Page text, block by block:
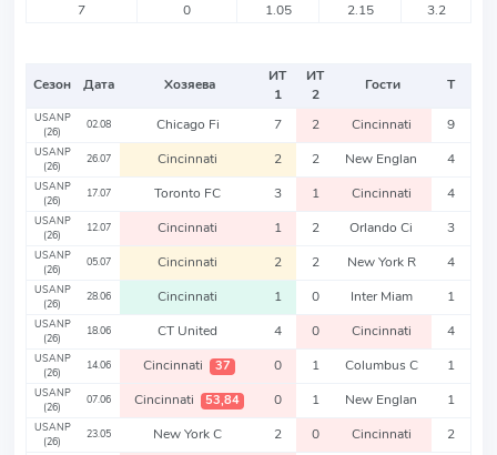
7
0 1.05 2.15 3.2
Сезон Дата Хозяева
ИТ
1
ИТ
2
Гости Т
USANP
(26)
02.08 Chicago Fi 7 2 Cincinnati 9
USANP
(26)
26.07 Cincinnati 2 2 New Englan 4
USANP
(26)
17.07 Toronto FC 3 1 Cincinnati 4
USANP
(26)
12.07 Cincinnati 1 2 Orlando Ci 3
USANP
(26)
05.07 Cincinnati 2 2 New York R 4
USANP
(26)
28.06 Cincinnati 1 0 Inter Miam 1
USANP
(26)
18.06 CT United 4 0 Cincinnati 4
USANP
(26)
14.06 Cincinnati 37 0 1 Columbus C 1
USANP
(26)
07.06 Cincinnati 53,84 0 1 New Englan 1
USANP
(26)
23.05 New York C 2 0 Cincinnati 2